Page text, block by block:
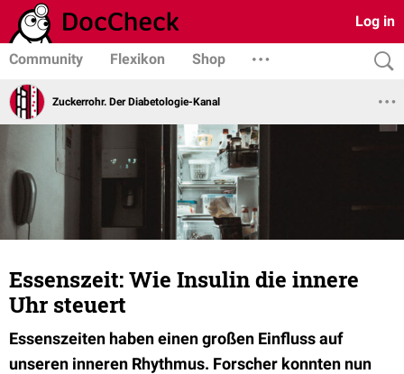
Log in
Community Flexikon Shop
Zuckerrohr. Der Diabetologie-Kanal
Essenszeit: Wie Insulin die innere
Uhr steuert
Essenszeiten haben einen großen Einfluss auf
unseren inneren Rhythmus. Forscher konnten nun